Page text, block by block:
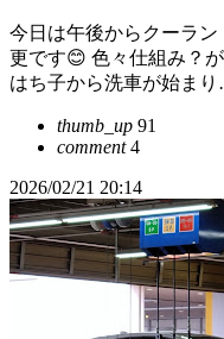
今日は午後からクーラ
更です😊 色々仕組み？
はち子から洗車が始ま
thumb_up 91
comment4
2026/02/21 20:14